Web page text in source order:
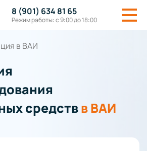
8 (901) 634 81 65
Режим работы: с 9:00 до 18:00
в ВАИ
средствв ВАИ